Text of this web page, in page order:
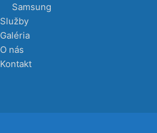
Samsung
Služby
Galéria
O nás
Kontakt